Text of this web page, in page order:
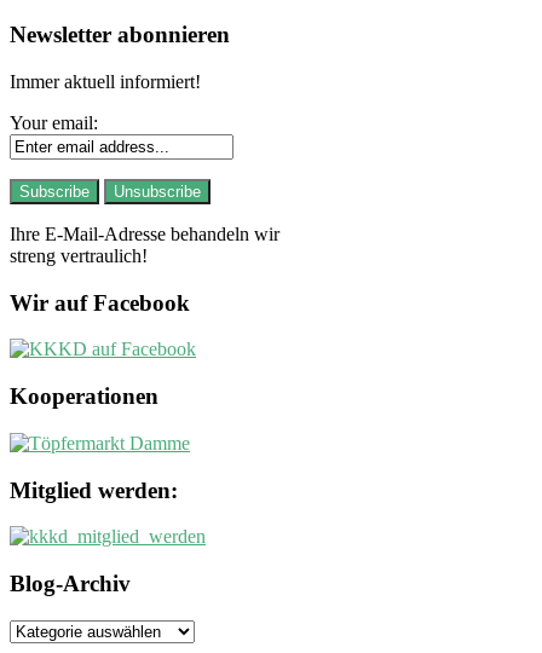
Newsletter abonnieren
Immer aktuell informiert!
Your email:
Ihre E-Mail-Adresse behandeln wir
streng vertraulich!
Wir auf Facebook
Kooperationen
Mitglied werden:
Blog-Archiv
Blog-